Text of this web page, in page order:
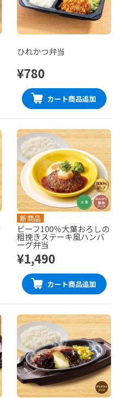
ひれかつ弁当
¥780
カート商品追加
新商品
ビーフ100％大葉おろしの
粗挽きステーキ風ハンバ
ーグ弁当
¥1,490
カート商品追加